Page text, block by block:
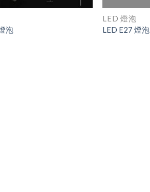
泡
LED 燈泡
LED E27 燈泡